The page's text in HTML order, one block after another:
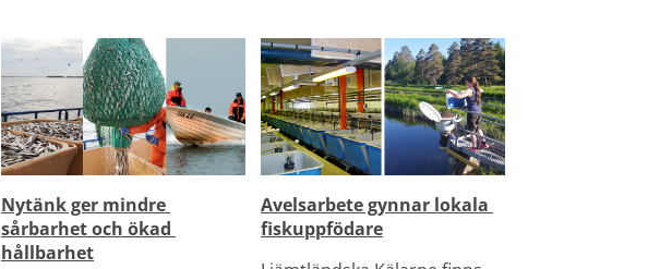
Nytänk ger mindre
sårbarhet och ökad
hållbarhet
Avelsarbete gynnar lokala
fiskuppfödare